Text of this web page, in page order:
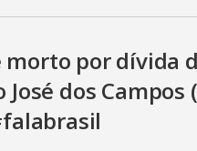
morto por dívida
José dos Campos